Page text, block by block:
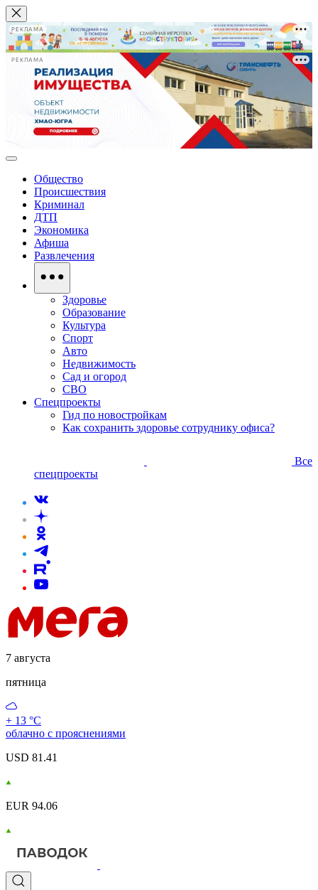
РЕКЛАМА
РЕКЛАМА
Общество
Происшествия
Криминал
ДТП
Экономика
Афиша
Развлечения
Здоровье
Образование
Культура
Спорт
Авто
Недвижимость
Сад и огород
СВО
Спецпроекты
Гид по новостройкам
Как сохранить здоровье сотруднику офиса?
Все
спецпроекты
7 августа
пятница
+ 13 °С
облачно с прояснениями
USD 81.41
EUR 94.06